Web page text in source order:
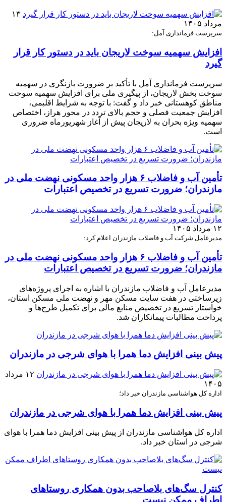
۱۳
مرداد ۱۴۰۵
سرپرست فرمانداری آمل:
افزایش سهمیه سوخت لاریجان باید در دستور کار قرار
گیرد
سرپرست فرمانداری آمل با تأکید بر ضرورت بازنگری در سهمیه
سوخت بخش لاریجان، از پیگیری ملی برای افزایش سهمیه سوخت
مناطق کوهستانی خبر داد و گفت: با توجه به شرایط اقلیمی،
افزایش جمعیت فصلی و حجم بالای تردد در محور هراز، اختصاص
سهمیه ویژه بحران به لاریجان پیش از آغاز شهریورماه ضروری
است.
تأمین آب و فاضلاب ۶ هزار واحد مسکونی نهضت ملی در
مازندران؛ ضرورت تسریع در تخصیص اعتبارات
۱۲ مرداد ۱۴۰۵
مدیرعامل شرکت آب و فاضلاب مازندران اعلام کرد:
تأمین آب و فاضلاب ۶ هزار واحد مسکونی نهضت ملی در
مازندران؛ ضرورت تسریع در تخصیص اعتبارات
مدیرعامل آب و فاضلاب مازندران با اشاره به اجرای پروژه‌های
زیرساختی در هفت سایت مسکن مهر و نهضت ملی مسکن استان،
خواستار تسریع در تخصیص منابع مالی برای تکمیل طرح‌ها و
پرداخت مطالبات پیمانکاران شد.
پیش بینی افزایش دما همرا با هوای شرجی در مازندران
۱۲ مرداد
۱۴۰۵
اداره کل هواشناسی مازندران خبر داد؛
پیش بینی افزایش دما همرا با هوای شرجی در مازندران
اداره کل هواشناسی مازندران از پیش بینی افزایش دما همرا با هوای
شرجی در استان خبر داد.
کنترل سگ‌های بلاصاحب بدون همکاری روستاهای
اطراف ممکن نیست